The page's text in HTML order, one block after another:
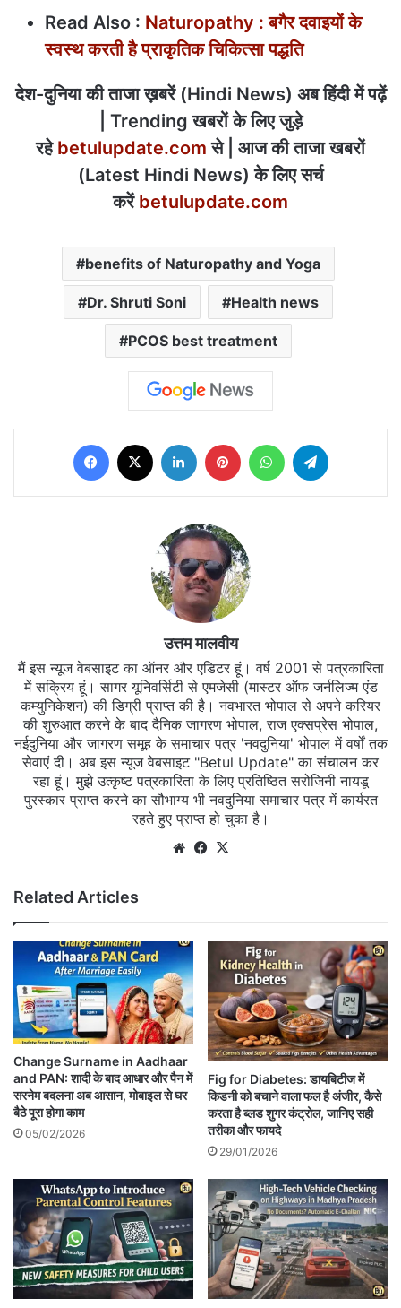
Read Also : Naturopathy : बगैर दवाइयों के
स्वस्थ करती है प्राकृतिक चिकित्सा पद्धति
देश-दुनिया की ताजा ख़बरें (Hindi News) अब हिंदी में पढ़ें
| Trending खबरों के लिए जुड़े
रहे betulupdate.com से | आज की ताजा खबरों
(Latest Hindi News) के लिए सर्च
करें betulupdate.com
benefits of Naturopathy and Yoga
Dr. Shruti Soni Health news
PCOS best treatment
Facebook LinkedIn PinterestWhatsApp
उत्तम मालवीय
मैं इस न्यूज वेबसाइट का ऑनर और एडिटर हूं। वर्ष 2001 से पत्रकारिता
में सक्रिय हूं। सागर यूनिवर्सिटी से एमजेसी (मास्टर ऑफ जर्नलिज्म एंड
कम्युनिकेशन) की डिग्री प्राप्त की है। नवभारत भोपाल से अपने करियर
की शुरुआत करने के बाद दैनिक जागरण भोपाल, राज एक्सप्रेस भोपाल,
नईदुनिया और जागरण समूह के समाचार पत्र 'नवदुनिया' भोपाल में वर्षों तक
सेवाएं दी। अब इस न्यूज वेबसाइट "Betul Update" का संचालन कर
रहा हूं। मुझे उत्कृष्ट पत्रकारिता के लिए प्रतिष्ठित सरोजिनी नायडू
पुरस्कार प्राप्त करने का सौभाग्य भी नवदुनिया समाचार पत्र में कार्यरत
रहते हुए प्राप्त हो चुका है।
WebsiteFacebook
Related Articles
Change Surname in Aadhaar
and PAN: शादी के बाद आधार और पैन में
सरनेम बदलना अब आसान, मोबाइल से घर
बैठे पूरा होगा काम
05/02/2026
Fig for Diabetes: डायबिटीज में
किडनी को बचाने वाला फल है अंजीर, कैसे
करता है ब्लड शुगर कंट्रोल, जानिए सही
तरीका और फायदे
29/01/2026